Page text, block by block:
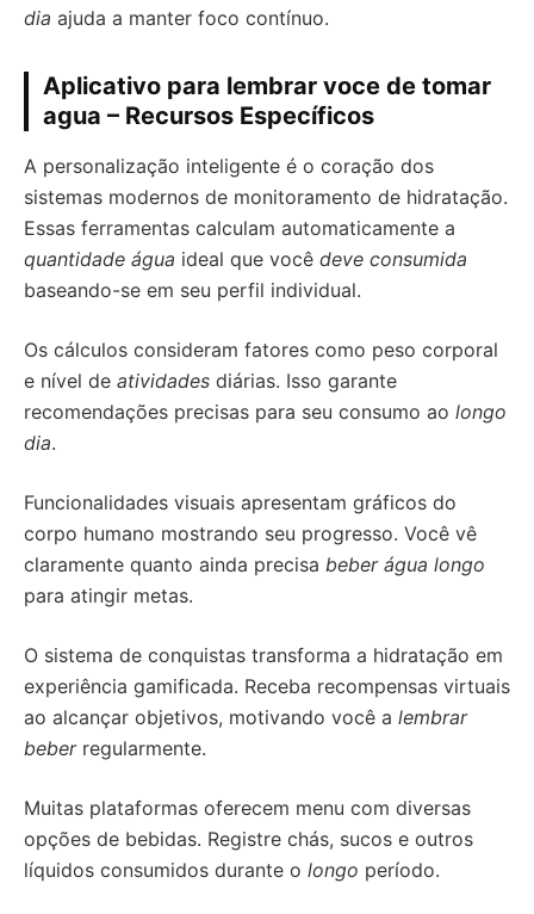
dia ajuda a manter foco contínuo.
Aplicativo para lembrar voce de tomar
agua – Recursos Específicos
A personalização inteligente é o coração dos
sistemas modernos de monitoramento de hidratação.
Essas ferramentas calculam automaticamente a
quantidade água ideal que você deve consumida
baseando-se em seu perfil individual.
Os cálculos consideram fatores como peso corporal
e nível de atividades diárias. Isso garante
recomendações precisas para seu consumo ao longo
dia.
Funcionalidades visuais apresentam gráficos do
corpo humano mostrando seu progresso. Você vê
claramente quanto ainda precisa beber água longo
para atingir metas.
O sistema de conquistas transforma a hidratação em
experiência gamificada. Receba recompensas virtuais
ao alcançar objetivos, motivando você a lembrar
beberregularmente.
Muitas plataformas oferecem menu com diversas
opções de bebidas. Registre chás, sucos e outros
líquidos consumidos durante o longo período.